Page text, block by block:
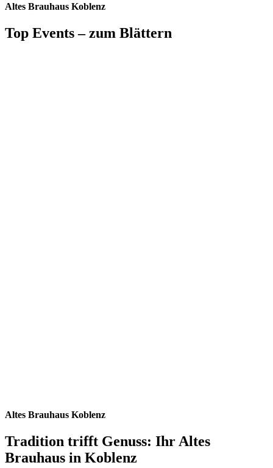
Altes Brauhaus Koblenz
Top Events – zum Blättern
Altes Brauhaus Koblenz
Tradition trifft Genuss: Ihr Altes
Brauhaus in Koblenz